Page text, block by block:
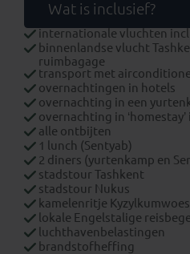
Wat is inclusief?
internationale vluchten
binnenlandse vlucht
ruimbagage
transport met
overnachtingen in hotels
overnachting in een
overnachting in ‘homestay’
alle ontbijten
1 lunch (Sentyab)
2 diners (yurtenkamp en
stadstour Tashkent
stadstour Nukus
kamelenritje
lokale Engelstalige
luchthavenbelastingen
brandstofheffing